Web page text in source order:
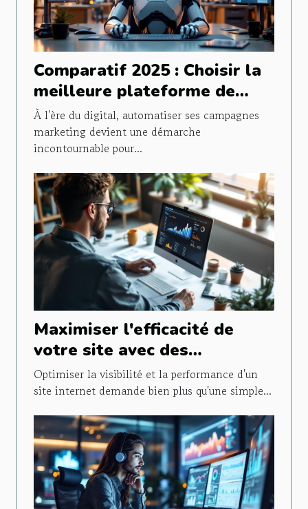
Comparatif 2025 : Choisir la
meilleure plateforme de
marketing automatisé
À l'ère du digital, automatiser ses campagnes
marketing devient une démarche
incontournable pour...
Maximiser l'efficacité de
votre site avec des
stratégies SEO avancées
Optimiser la visibilité et la performance d'un
site internet demande bien plus qu'une simple...